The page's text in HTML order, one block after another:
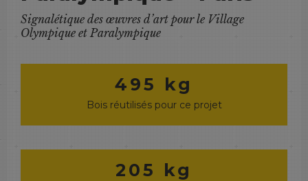
Signalétique des œuvres d’art pour le Village
Olympique et Paralympique
495 kg
Bois réutilisés pour ce projet
205 kg